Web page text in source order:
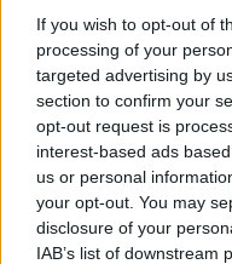
If you wish to opt-out of
processing of your
targeted advertising by
section to confirm your
opt-out request is
interest-based ads
us or personal
your opt-out. You may
disclosure of your
IAB’s list of downstream
valandomis
bet dar ir
Tiesiog bjauru.
patys važiuotų
vėdinimo, ir
pykčio Alina.